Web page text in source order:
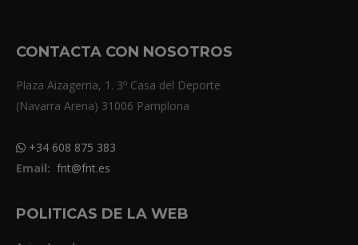
CONTACTA CON NOSOTROS
Plaza Aizagerria, 1. 3º Casa del Deporte
(Navarra Arena) 31006 Pamplona
+34 608 875 383
Email: fnt@fnt.es
POLITICAS DE LA WEB